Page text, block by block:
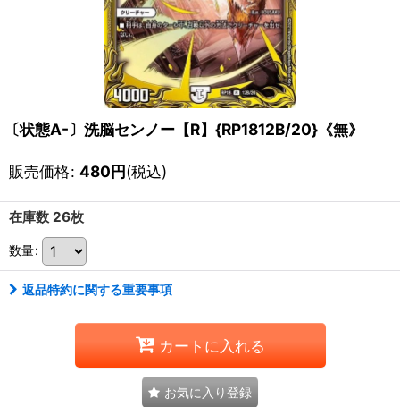
〔状態A-〕洗脳センノー【R】{RP1812B/20}《無》
販売価格: 480円(税込)
在庫数 26枚
数量:
返品特約に関する重要事項
カートに入れる
お気に入り登録